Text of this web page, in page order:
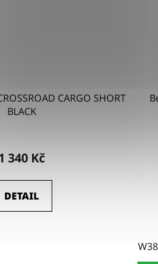
CARGO SHORT
BLACK
340 Kč
DETAIL
W38